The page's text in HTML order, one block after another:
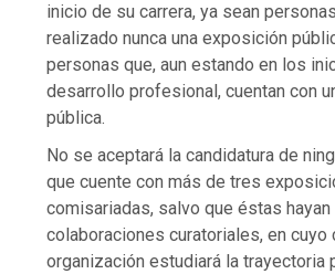
inicio de su carrera, ya sean
realizado nunca una exposición
personas que, aun estando en los
desarrollo profesional, cuentan con
pública.
No se aceptará la candidatura de
que cuente con más de tres
comisariadas, salvo que éstas
colaboraciones curatoriales, en cuyo
organización estudiará la trayectoria